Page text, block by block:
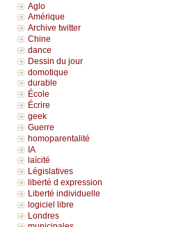
Aglo
Amérique
Archive twitter
Chine
dance
Dessin du jour
domotique
durable
École
Écrire
geek
Guerre
homoparentalité
IA
laïcité
Législatives
liberté d expression
Liberté individuelle
logiciel libre
Londres